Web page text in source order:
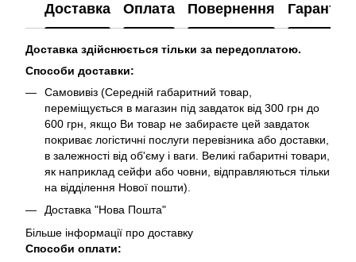
Доставка Оплата Повернення Гарантія
Доставка здійснюється тільки за передоплатою.
Способи доставки:
Самовивіз (Середній габаритний товар,
переміщується в магазин під завдаток від 300 грн до
600 грн, якщо Ви товар не забираєте цей завдаток
покриває логістичні послуги перевізника або доставки,
в залежності від об'єму і ваги. Великі габаритні товари,
як наприклад сейфи або човни, відправляються тільки
на відділення Нової пошти).
Доставка "Нова Пошта"
Більше інформації про доставку
Способи оплати: